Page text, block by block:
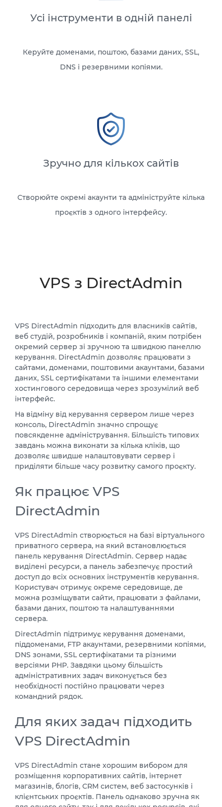
Усі інструменти в одній панелі
Керуйте доменами, поштою, базами даних, SSL,
DNS і резервними копіями.
Зручно для кількох сайтів
Створюйте окремі акаунти та адмініструйте кілька
проєктів з одного інтерфейсу.
VPS з DirectAdmin
VPS DirectAdmin підходить для власників сайтів,
веб студій, розробників і компаній, яким потрібен
окремий сервер зі зручною та швидкою панеллю
керування. DirectAdmin дозволяє працювати з
сайтами, доменами, поштовими акаунтами, базами
даних, SSL сертифікатами та іншими елементами
хостингового середовища через зрозумілий веб
інтерфейс.
На відміну від керування сервером лише через
консоль, DirectAdmin значно спрощує
повсякденне адміністрування. Більшість типових
завдань можна виконати за кілька кліків, що
дозволяє швидше налаштовувати сервер і
приділяти більше часу розвитку самого проєкту.
Як працює VPS
DirectAdmin
VPS DirectAdmin створюється на базі віртуального
приватного сервера, на який встановлюється
панель керування DirectAdmin. Сервер надає
виділені ресурси, а панель забезпечує простий
доступ до всіх основних інструментів керування.
Користувач отримує окреме середовище, де
можна розміщувати сайти, працювати з файлами,
базами даних, поштою та налаштуваннями
сервера.
DirectAdmin підтримує керування доменами,
піддоменами, FTP акаунтами, резервними копіями,
DNS зонами, SSL сертифікатами та різними
версіями PHP. Завдяки цьому більшість
адміністративних задач виконується без
необхідності постійно працювати через
командний рядок.
Для яких задач підходить
VPS DirectAdmin
VPS DirectAdmin стане хорошим вибором для
розміщення корпоративних сайтів, інтернет
магазинів, блогів, CRM систем, веб застосунків і
клієнтських проєктів. Панель однаково зручна як